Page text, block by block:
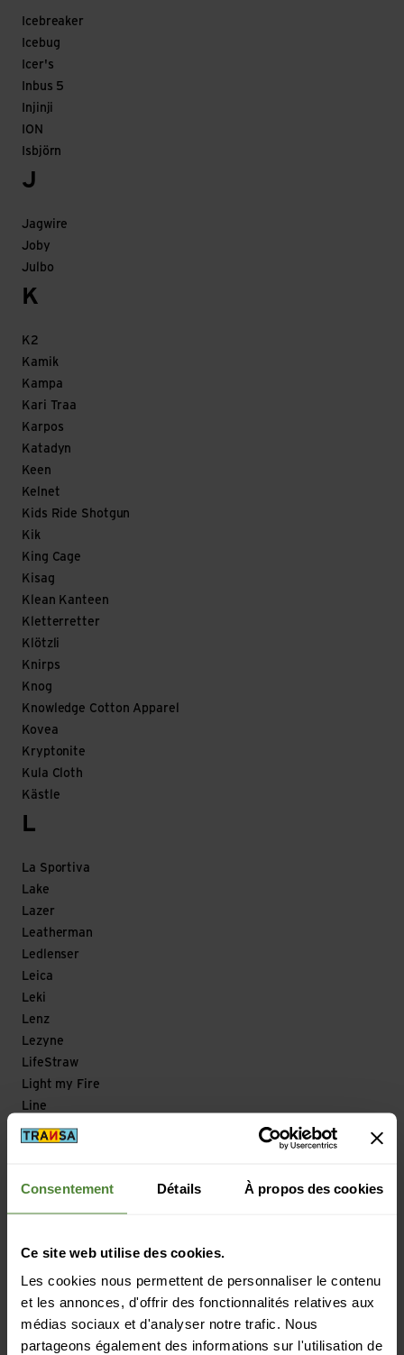
Consentement Détails À propos des cookies
Ce site web utilise des cookies.
Les cookies nous permettent de personnaliser le contenu
et les annonces, d'offrir des fonctionnalités relatives aux
médias sociaux et d'analyser notre trafic. Nous
partageons également des informations sur l'utilisation de
Icebreaker
Icebug
Icer's
Inbus 5
Injinji
ION
Isbjörn
J
Jagwire
Joby
Julbo
K
K2
Kamik
Kampa
Kari Traa
Karpos
Katadyn
Keen
Kelnet
Kids Ride Shotgun
Kik
King Cage
Kisag
Klean Kanteen
Kletterretter
Klötzli
Knirps
Knog
Knowledge Cotton Apparel
Kovea
Kryptonite
Kula Cloth
Kästle
L
La Sportiva
Lake
Lazer
Leatherman
Ledlenser
Leica
Leki
Lenz
Lezyne
LifeStraw
Light my Fire
Line
Lizard
Look
Looking for Wild
Lowe Alpine
Lowepro
LuCycle
Lundhags
Lyofood